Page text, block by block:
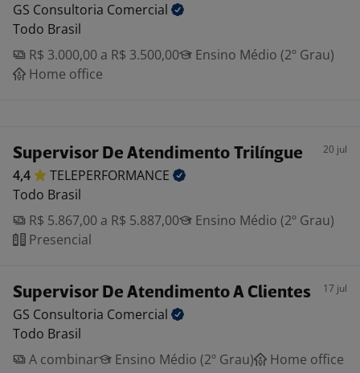
GS Consultoria Comercial
Todo Brasil
R$ 3.000,00 a R$ 3.500,00
Ensino Médio (2º Grau)
Home office
Supervisor De Atendimento Trilíngue 20 jul
4,4
TELEPERFORMANCE
Todo Brasil
R$ 5.867,00 a R$ 5.887,00
Ensino Médio (2º Grau)
Presencial
Supervisor De Atendimento A Clientes 17 jul
GS Consultoria Comercial
Todo Brasil
A combinar
Ensino Médio (2º Grau) Home office